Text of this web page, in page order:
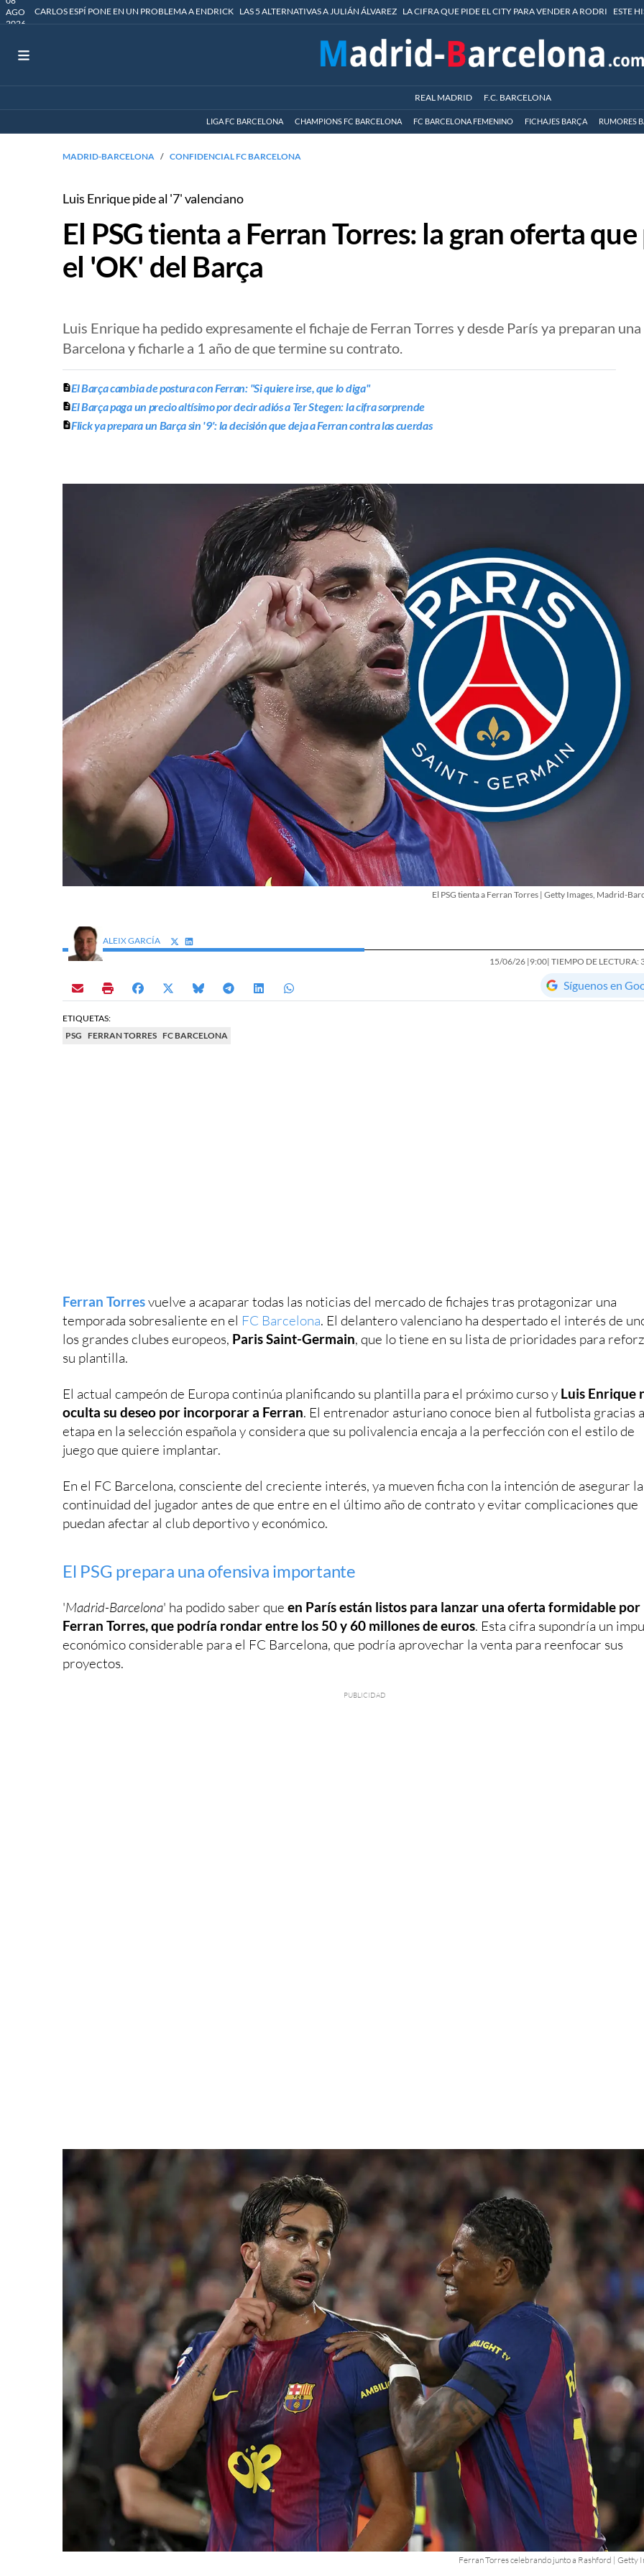
AGO
2026
CARLOS ESPÍ PONE EN UN PROBLEMA A ENDRICK LAS 5 ALTERNATIVAS A JULIÁN ÁLVAREZ LA CIFRA QUE PIDE EL CITY PARA VENDER A RODRI ESTE
REAL MADRID F.C. BARCELONA
LIGA FC BARCELONA CHAMPIONS FC BARCELONA FC BARCELONA FEMENINO FICHAJES BARÇA RUMORES
MADRID-BARCELONA CONFIDENCIAL FC BARCELONA
Luis Enrique pide al '7' valenciano
El PSG tienta a Ferran Torres: la gran oferta
el 'OK' del Barça
Luis Enrique ha pedido expresamente el fichaje de Ferran Torres y desde París ya preparan
Barcelona y ficharle a 1 año de que termine su contrato.
El Barça cambia de postura con Ferran: "Si quiere irse, que lo diga"
El Barça paga un precio altísimo por decir adiós a Ter Stegen: la cifra sorprende
Flick ya prepara un Barça sin '9': la decisión que deja a Ferran contra las cuerdas
El PSG tienta a Ferran Torres | Getty Images, Madrid-
ALEIX GARCÍA
15/06/26 |9:00| TIEMPO DE LECTURA:
Síguenos en
ETIQUETAS:
PSG
FERRAN TORRES FC BARCELONA
Ferran Torresvuelve a acaparar todas las noticias del mercado de fichajes tras protagonizar una
temporada sobresaliente en el FC Barcelona. El delantero valenciano ha despertado el interés de
los grandes clubes europeos, Paris Saint-Germain, que lo tiene en su lista de prioridades para
su plantilla.
El actual campeón de Europa continúa planificando su plantilla para el próximo curso y Luis Enrique
oculta su deseo por incorporar a Ferran. El entrenador asturiano conoce bien al futbolista gracias
etapa en la selección española y considera que su polivalencia encaja a la perfección con el estilo de
juego que quiere implantar.
En el FC Barcelona, consciente del creciente interés, ya mueven ficha con la intención de asegurar la
continuidad del jugador antes de que entre en el último año de contrato y evitar complicaciones que
puedan afectar al club deportivo y económico.
El PSG prepara una ofensiva importante
'Madrid-Barcelona' ha podido saber que en París están listos para lanzar una oferta formidable por
Ferran Torres, que podría rondar entre los 50 y 60 millones de euros. Esta cifra supondría un
económico considerable para el FC Barcelona, que podría aprovechar la venta para reenfocar sus
proyectos.
Ferran Torres celebrando junto a Rashford | Getty